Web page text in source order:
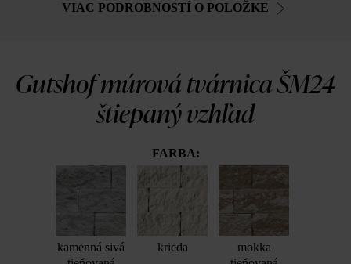
VIAC PODROBNOSTÍ O POLOŽKE
Gutshof múrová tvárnica ŠM24
štiepaný vzhľad
FARBA:
kamenná sivá
krieda
mokka